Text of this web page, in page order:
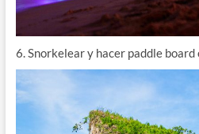
6. Snorkelear y hacer paddle